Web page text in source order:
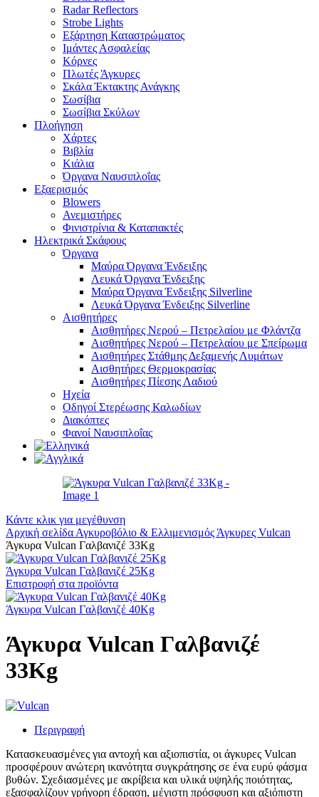
Radar Reflectors
Strobe Lights
Εξάρτηση Καταστρώματος
Ιμάντες Ασφαλείας
Κόρνες
Πλωτές Άγκυρες
Σκάλα Έκτακτης Ανάγκης
Σωσίβια
Σωσίβια Σκύλων
Πλοήγηση
Χάρτες
Βιβλία
Κιάλια
Όργανα Ναυσιπλοΐας
Εξαερισμός
Blowers
Ανεμιστήρες
Φινιστρίνια & Καταπακτές
Ηλεκτρικά Σκάφους
Όργανα
Μαύρα Όργανα Ένδειξης
Λευκά Όργανα Ένδειξης
Μαύρα Όργανα Ένδειξης Silverline
Λευκά Όργανα Ένδειξης Silverline
Αισθητήρες
Αισθητήρες Νερού – Πετρελαίου με Φλάντζα
Αισθητήρες Νερού – Πετρελαίου με Σπείρωμα
Αισθητήρες Στάθμης Δεξαμενής Λυμάτων
Αισθητήρες Θερμοκρασίας
Αισθητήρες Πίεσης Λαδιού
Ηχεία
Οδηγοί Στερέωσης Καλωδίων
Διακόπτες
Φανοί Ναυσιπλοΐας
Κάντε κλικ για μεγέθυνση
Αρχική σελίδα Αγκυροβόλιο & Ελλιμενισμός Άγκυρες Vulcan
Άγκυρα Vulcan Γαλβανιζέ 33Kg
Άγκυρα Vulcan Γαλβανιζέ 25Kg
Επιστροφή στα προϊόντα
Άγκυρα Vulcan Γαλβανιζέ 40Kg
Άγκυρα Vulcan Γαλβανιζέ
33Kg
Περιγραφή
Κατασκευασμένες για αντοχή και αξιοπιστία, οι άγκυρες Vulcan
προσφέρουν ανώτερη ικανότητα συγκράτησης σε ένα ευρύ φάσμα
βυθών. Σχεδιασμένες με ακρίβεια και υλικά υψηλής ποιότητας,
εξασφαλίζουν γρήγορη έδραση, μέγιστη πρόσφυση και αξιόπιστη